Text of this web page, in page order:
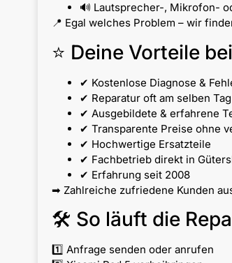
🔊 Lautsprecher-, Mikrofon-
📍 Egal welches Problem – wir
⭐ Deine Vorteile
✔ Kostenlose Diagnose &
✔ Reparatur oft am selben
✔ Ausgebildete & erfahrene
✔ Transparente Preise ohne
✔ Hochwertige Ersatzteile
✔ Fachbetrieb direkt in
✔ Erfahrung seit 2008
➡ Zahlreiche zufriedene Kunden
🛠 So läuft die
1️⃣ Anfrage senden oder anrufen